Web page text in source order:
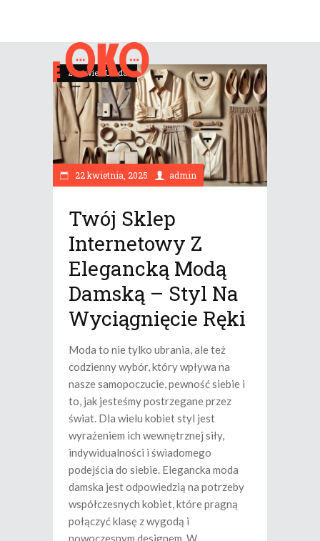
Zdrowie i Uroda
22 kwietnia, 2025 admin
Twój Sklep
Internetowy Z
Elegancką Modą
Damską – Styl Na
Wyciągnięcie Ręki
Moda to nie tylko ubrania, ale też
codzienny wybór, który wpływa na
nasze samopoczucie, pewność siebie i
to, jak jesteśmy postrzegane przez
świat. Dla wielu kobiet styl jest
wyrażeniem ich wewnętrznej siły,
indywidualności i świadomego
podejścia do siebie. Elegancka moda
damska jest odpowiedzią na potrzeby
współczesnych kobiet, które pragną
połączyć klasę z wygodą i